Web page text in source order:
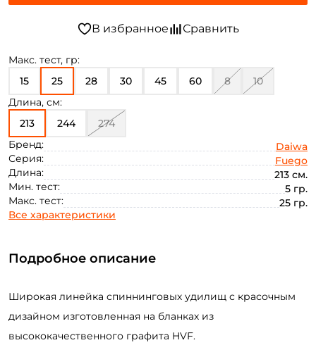
Макс. тест, гр:
15
25 28 30 45 60 8
10
Длина, см:
213
244
274
Бренд:
Daiwa
Серия:
Fuego
Длина:
213 см.
Мин. тест:
5 гр.
Макс. тест:
25 гр.
Все характеристики
Подробное описание
Широкая линейка спиннинговых удилищ с красочным
дизайном изготовленная на бланках из
высококачественного графита HVF.